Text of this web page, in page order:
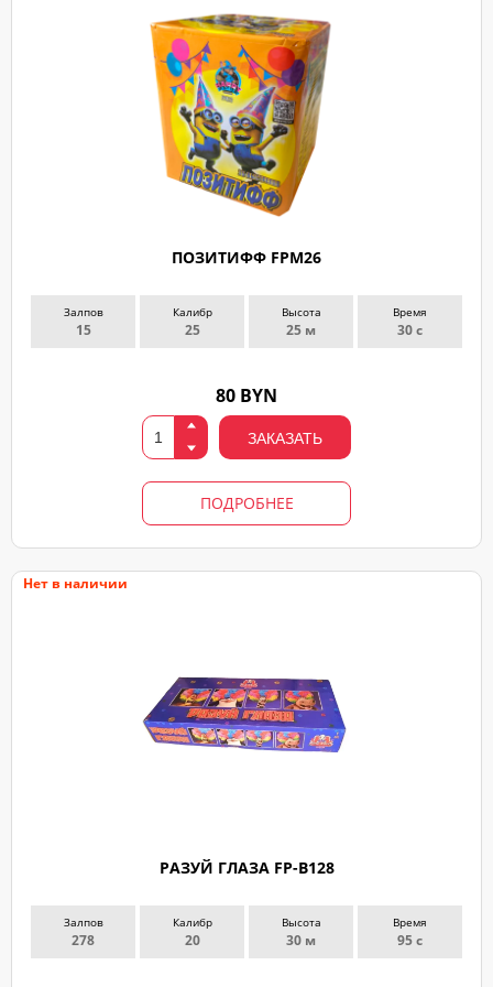
ПОЗИТИФФ FPM26
Залпов
15
Калибр
25
Высота
25 м
Время
30 с
80 BYN
ЗАКАЗАТЬ
ПОДРОБНЕЕ
Нет в наличии
РАЗУЙ ГЛАЗА FP-B128
Залпов
278
Калибр
20
Высота
30 м
Время
95 с